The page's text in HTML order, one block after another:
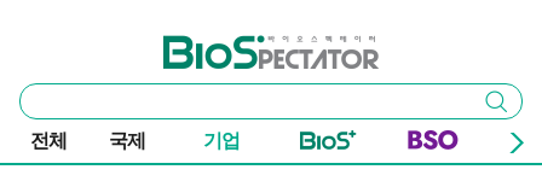
바이오스펙테이터
통
합
검
색
검색
전체 국제 기업